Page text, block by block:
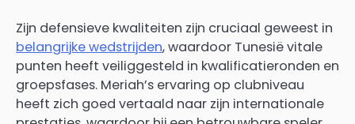
Zijn defensieve kwaliteiten zijn cruciaal geweest in
belangrijke wedstrijden, waardoor Tunesië vitale
punten heeft veiliggesteld in kwalificatieronden en
groepsfases. Meriah’s ervaring op clubniveau
heeft zich goed vertaald naar zijn internationale